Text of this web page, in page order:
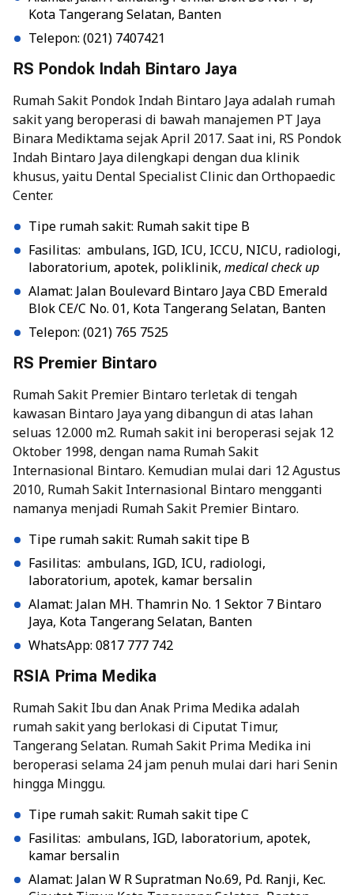
Kota Tangerang Selatan, Banten
Telepon: (021) 7407421
RS Pondok Indah Bintaro Jaya
Rumah Sakit Pondok Indah Bintaro Jaya adalah rumah
sakit yang beroperasi di bawah manajemen PT Jaya
Binara Mediktama sejak April 2017. Saat ini, RS Pondok
Indah Bintaro Jaya dilengkapi dengan dua klinik
khusus, yaitu Dental Specialist Clinic dan Orthopaedic
Center.
Tipe rumah sakit: Rumah sakit tipe B
Fasilitas: ambulans, IGD, ICU, ICCU, NICU, radiologi,
laboratorium, apotek, poliklinik, medical check up
Alamat: Jalan Boulevard Bintaro Jaya CBD Emerald
Blok CE/C No. 01, Kota Tangerang Selatan, Banten
Telepon: (021) 765 7525
RS Premier Bintaro
Rumah Sakit Premier Bintaroterletak di tengah
kawasan Bintaro Jaya yang dibangun di atas lahan
seluas 12.000 m2. Rumah sakit ini beroperasi sejak 12
Oktober 1998, dengan nama Rumah Sakit
Internasional Bintaro. Kemudian mulai dari 12 Agustus
2010, Rumah Sakit Internasional Bintaro mengganti
namanya menjadi Rumah Sakit Premier Bintaro.
Tipe rumah sakit: Rumah sakit tipe B
Fasilitas: ambulans, IGD, ICU, radiologi,
laboratorium, apotek, kamar bersalin
Alamat: Jalan MH. Thamrin No. 1 Sektor 7 Bintaro
Jaya, Kota Tangerang Selatan, Banten
WhatsApp: 0817 777 742
RSIA Prima Medika
Rumah Sakit Ibu dan Anak Prima Medika adalah
rumah sakit yang berlokasi di Ciputat Timur,
Tangerang Selatan. Rumah Sakit Prima Medika ini
beroperasi selama 24 jam penuh mulai dari hari Senin
hingga Minggu.
Tipe rumah sakit: Rumah sakit tipe C
Fasilitas: ambulans, IGD, laboratorium, apotek,
kamar bersalin
Alamat: Jalan W R Supratman No.69, Pd. Ranji, Kec.